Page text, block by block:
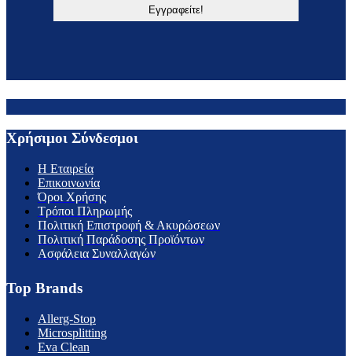
Χρήσιμοι Σύνδεσμοι
H Εταιρεία
Επικοινωνία
Όροι Χρήσης
Τρόποι Πληρωμής
Πολιτική Επιστροφή & Ακυρώσεων
Πολιτική Παράδοσης Προϊόντων
Ασφάλεια Συναλλαγών
Top Brands
Allerg-Stop
Microsplitting
Eva Clean